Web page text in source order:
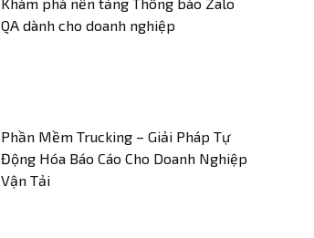
QA dành cho doanh nghiệp
Phần Mềm Trucking – Giải Pháp Tự
Động Hóa Báo Cáo Cho Doanh Nghiệp
Vận Tải